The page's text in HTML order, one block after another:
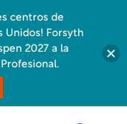
centros de
Unidos! Forsyth
2027 a la